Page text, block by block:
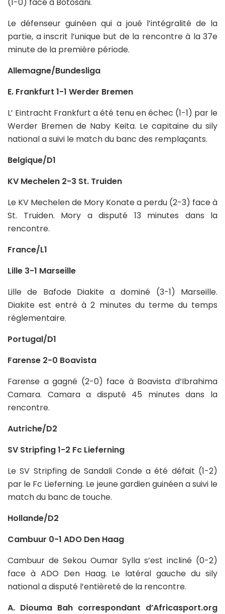
Le défenseur guinéen qui a joué l’intégralité de la
partie, a inscrit l’unique but de la rencontre à la 37e
minute de la première période.
Allemagne/Bundesliga
E. Frankfurt 1-1 Werder Bremen
L’ Eintracht Frankfurt a été tenu en échec (1-1) par le
Werder Bremen de Naby Keita. Le capitaine du sily
national a suivi le match du banc des remplaçants.
Belgique/D1
KV Mechelen 2-3 St. Truiden
Le KV Mechelen de Mory Konate a perdu (2-3) face à
St. Truiden. Mory a disputé 13 minutes dans la
rencontre.
France/L1
Lille 3-1 Marseille
Lille de Bafode Diakite a dominé (3-1) Marseille.
Diakite est entré à 2 minutes du terme du temps
réglementaire.
Portugal/D1
Farense 2-0 Boavista
Farense a gagné (2-0) face à Boavista d’Ibrahima
Camara. Camara a disputé 45 minutes dans la
rencontre.
Autriche/D2
SV Stripfing 1-2 Fc Lieferning
Le SV Stripfing de Sandali Conde a été défait (1-2)
par le Fc Lieferning. Le jeune gardien guinéen a suivi le
match du banc de touche.
Hollande/D2
Cambuur 0-1 ADO Den Haag
Cambuur de Sekou Oumar Sylla s’est incliné (0-2)
face à ADO Den Haag. Le latéral gauche du sily
national a disputé l’entièreté de la rencontre.
A. Diouma Bah correspondant d’Africasport.org